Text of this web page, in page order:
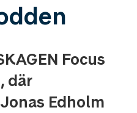
Focus
där
Edholm